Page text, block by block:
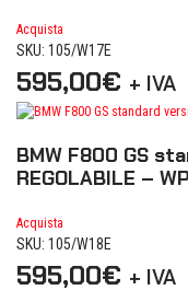
Acquista
SKU: 105/W17E
595,00€ + IVA
BMW F800 GS
REGOLABILE –
Acquista
SKU: 105/W18E
595,00€ + IVA